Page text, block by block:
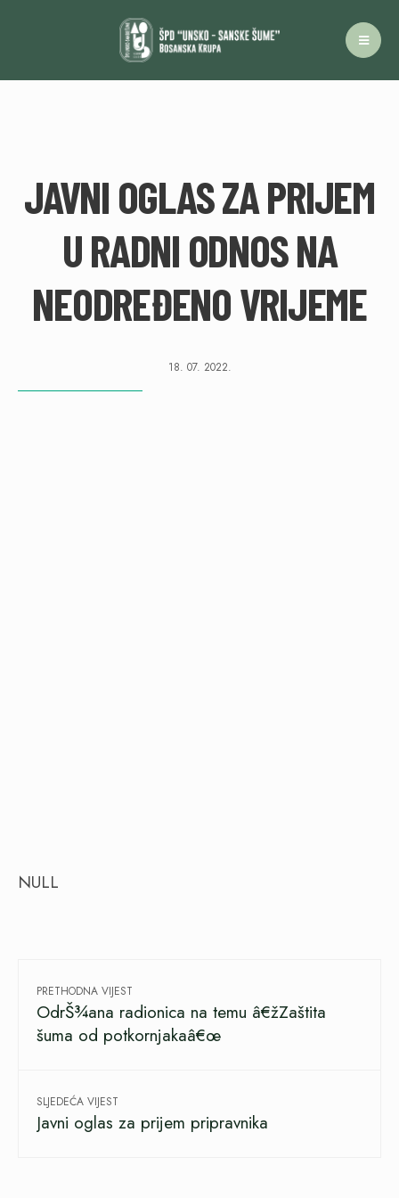
JAVNI OGLAS ZA PRIJEM
U RADNI ODNOS NA
NEODREĐENO VRIJEME
18. 07. 2022.
NULL
PRETHODNA VIJEST
OdrŠ¾ana radionica na temu â€žZaštita
šuma od potkornjakaâ€œ
SLJEDEĆA VIJEST
Javni oglas za prijem pripravnika